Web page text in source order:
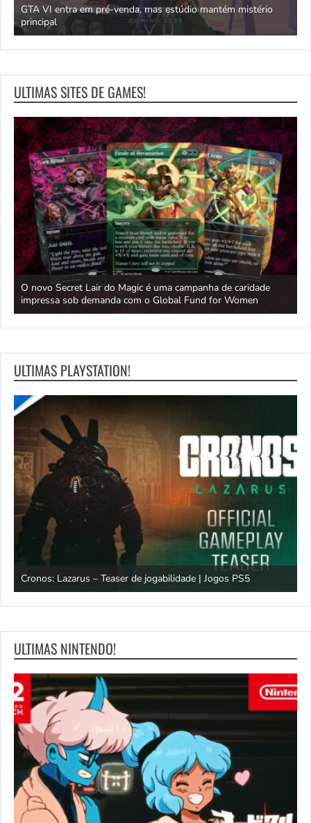
GTA VI entra em pré-venda, mas estúdio mantém mistério
principal
ULTIMAS SITES DE GAMES!
O novo Secret Lair do Magic é uma campanha de caridade
impressa sob demanda com o Global Fund for Women
ULTIMAS PLAYSTATION!
Cronos: Lazarus – Teaser de jogabilidade | Jogos PS5
ULTIMAS NINTENDO!